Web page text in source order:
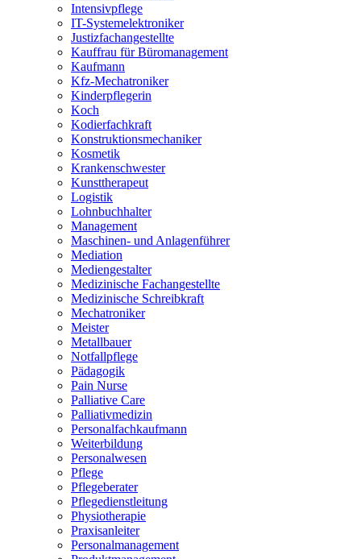
Intensivpflege
IT-Systemelektroniker
Justizfachangestellte
Kauffrau für Büromanagement
Kaufmann
Kfz-Mechatroniker
Kinderpflegerin
Koch
Kodierfachkraft
Konstruktionsmechaniker
Kosmetik
Krankenschwester
Kunsttherapeut
Logistik
Lohnbuchhalter
Management
Maschinen- und Anlagenführer
Mediation
Mediengestalter
Medizinische Fachangestellte
Medizinische Schreibkraft
Mechatroniker
Meister
Metallbauer
Notfallpflege
Pädagogik
Pain Nurse
Palliative Care
Palliativmedizin
Personalfachkaufmann
Weiterbildung
Personalwesen
Pflege
Pflegeberater
Pflegedienstleitung
Physiotherapie
Praxisanleiter
Personalmanagement